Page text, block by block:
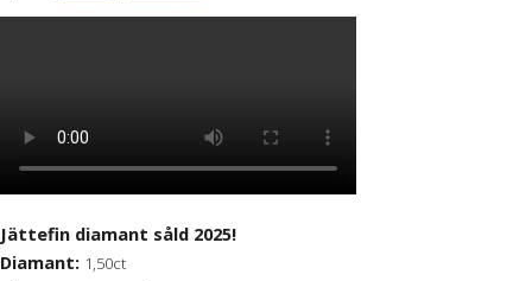
Jättefin diamant såld 2025!
Diamant: 1,50ct